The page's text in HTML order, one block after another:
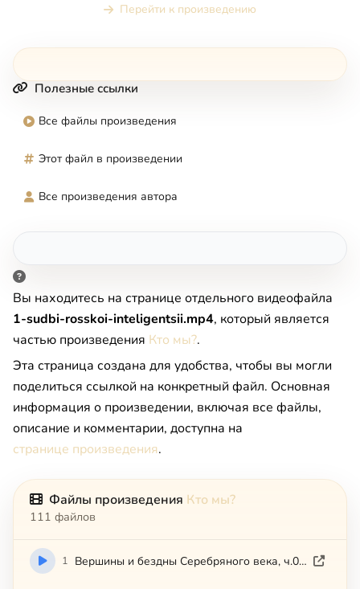
Перейти к произведению
Полезные ссылки
Все файлы произведения
Этот файл в произведении
Все произведения автора
Вы находитесь на странице отдельного видеофайла
1-sudbi-rosskoi-inteligentsii.mp4, который является
частью произведения Кто мы?.
Эта страница создана для удобства, чтобы вы могли
поделиться ссылкой на конкретный файл. Основная
информация о произведении, включая все файлы,
описание и комментарии, доступна на
странице произведения.
Файлы произведения Кто мы?
111 файлов
1 Вершины и бездны Серебряного века, ч.01 (2008)